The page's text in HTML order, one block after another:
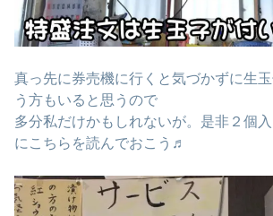
真っ先に券売機に行くと気づかずに生
う方もいると思うので
多分私だけかもしれないが。是非２個
にこちらを読んでおこう♬